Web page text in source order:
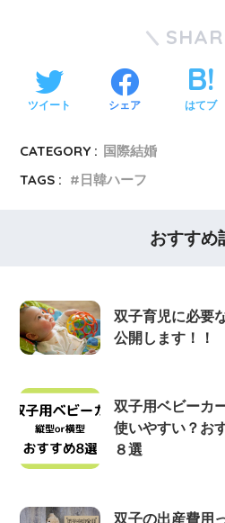
ツイート シェア はてブ
CATEGORY : 国際結婚
TAGS :
日韓ハーフ
おすすめ
双子育児に必要
公開します！！
双子用ベビーカ
使いやすい？お
８選
双子の出産費用